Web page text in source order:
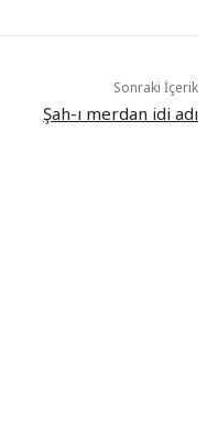
Sonraki İçerik
Şah-ı merdan idi adı